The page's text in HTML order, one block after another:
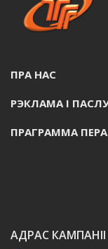
ПРА НАС
РЭКЛАМА I
ПРАГРАММА
АДРАС КАМПАНІІ